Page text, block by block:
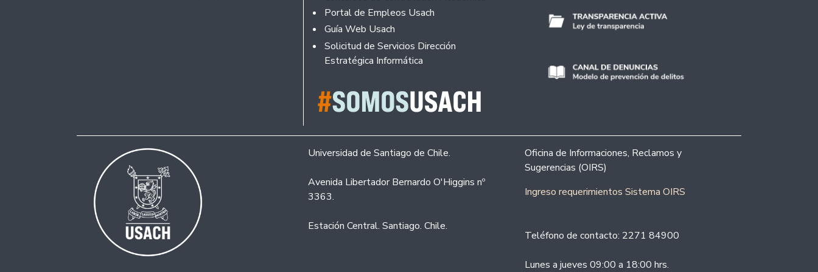
Portal de Empleos Usach
Guía Web Usach
Solicitud de Servicios Dirección
Estratégica Informática
Universidad de Santiago de Chile.
Avenida Libertador Bernardo O'Higgins nº
3363.
Estación Central. Santiago. Chile.
Oficina de Informaciones, Reclamos y
Sugerencias (OIRS)
Ingreso requerimientos Sistema OIRS
Teléfono de contacto: 2271 84900
Lunes a jueves 09:00 a 18:00 hrs.